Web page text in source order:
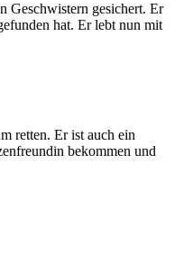
Geschwistern gesichert. Er
hat. Er lebt nun mit
retten. Er ist auch ein
bekommen und